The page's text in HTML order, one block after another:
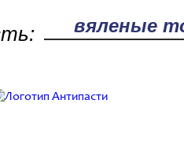
Поле поиска